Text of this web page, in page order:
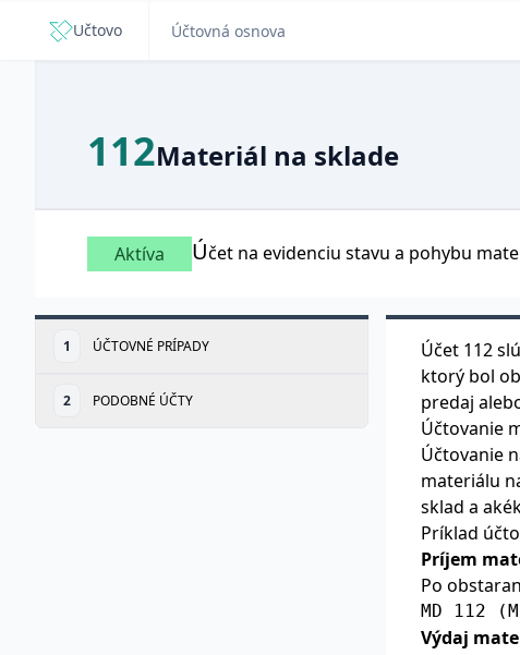
Učtovo Účtovná osnova
112Materiál na sklade
Aktíva Účet na evidenciu stavu a pohybu
1 ÚČTOVNÉ PRÍPADY
2 PODOBNÉ ÚČTY
Účet 112
ktorý bol
predaj
Účtovanie
Účtovanie
materiálu
sklad a
Príklad
Príjem
Po
MD 112
Výdaj